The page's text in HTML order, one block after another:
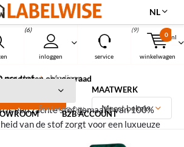
nl
inloggen
(6)
service winkelwagen
0
(9)
NL
producten op voorraad
MAATWERK
B2B ACCOUNT
per stof Madison
is een zachte stof gemaakt van 100%
van de stof zorgt voor een luxueuze
producten wordt direct een velvet chique
Sorteren op: